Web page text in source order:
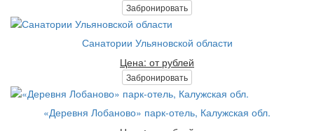
Забронировать
Санатории Ульяновской области
Цена: от рублей
Забронировать
«Деревня Лобаново» парк-отель, Калужская обл.